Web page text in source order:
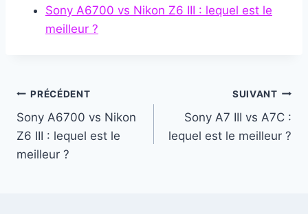
Sony A6700 vs Nikon Z6 III : lequel est le
meilleur ?
Navigation
de
l’article
PRÉCÉDENT
Sony A6700 vs Nikon
Z6 III : lequel est le
meilleur ?
SUIVANT
Sony A7 III vs A7C :
lequel est le meilleur ?